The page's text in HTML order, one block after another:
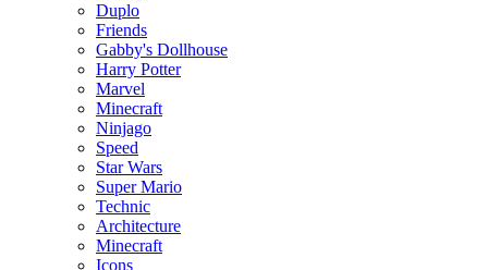
Duplo
Friends
Gabby's Dollhouse
Harry Potter
Marvel
Minecraft
Ninjago
Speed
Star Wars
Super Mario
Technic
Architecture
Minecraft
Icons